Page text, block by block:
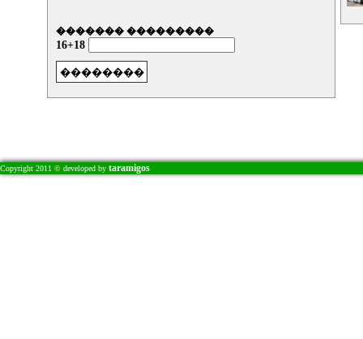
������� ���������
16+18
Copyright 2011 © developed by taramigos